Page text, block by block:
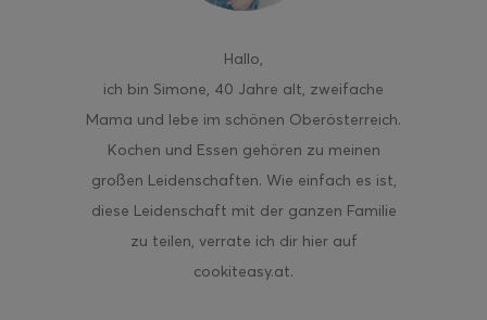
Hallo,
ich bin Simone, 40 Jahre alt, zweifache
Mama und lebe im schönen Oberösterreich.
Kochen und Essen gehören zu meinen
großen Leidenschaften. Wie einfach es ist,
diese Leidenschaft mit der ganzen Familie
zu teilen, verrate ich dir hier auf
cookiteasy.at.